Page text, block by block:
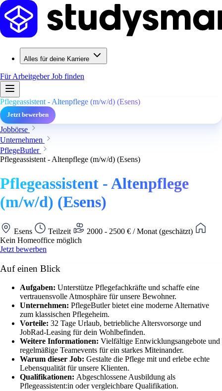
Alles für deine Karriere
Für ArbeitgeberJob finden
Pflegeassistent - Altenpflege (m/w/d) (Esens)
Jetzt bewerben
Jobbörse
Unternehmen
PflegeButler
Pflegeassistent - Altenpflege (m/w/d) (Esens)
Pflegeassistent - Altenpflege
(m/w/d) (Esens)
Esens Teilzeit
2000 - 2500 € / Monat (geschätzt)
Kein Homeoffice möglich
Jetzt bewerben
Auf einen Blick
Aufgaben: Unterstütze Pflegefachkräfte und schaffe eine
vertrauensvolle Atmosphäre für unsere Bewohner.
Unternehmen: PflegeButler bietet eine moderne Alternative
zum klassischen Pflegeheim.
Vorteile: 32 Tage Urlaub, betriebliche Altersvorsorge und
JobRad-Leasing für dein Wohlbefinden.
Weitere Informationen: Vielfältige Entwicklungsangebote und
regelmäßige Teamevents für ein starkes Miteinander.
Warum dieser Job: Gestalte die Pflege mit und erlebe echte
Lebensqualität für unsere Klienten.
Qualifikationen: Abgeschlossene Ausbildung als
Pflegeassistent:in oder vergleichbare Qualifikation.